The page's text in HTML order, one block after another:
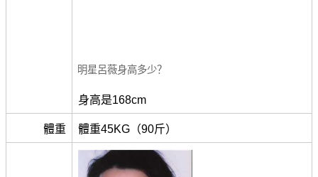
明星呂薇身高多少？
身高是168cm
體重 體重45KG（90斤）